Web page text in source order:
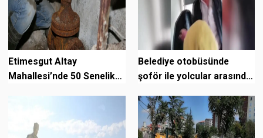
Etimesgut Altay
Mahallesi’nde 50 Senelik
Belediye otobüsünde
şoför ile yolcular arasında